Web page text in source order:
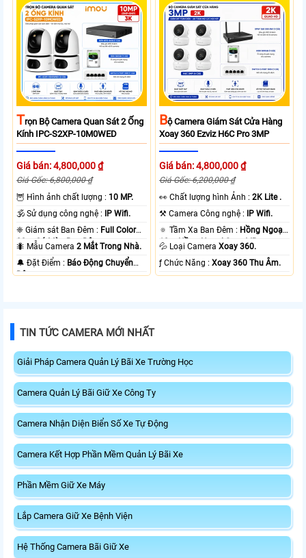
TRọn Bộ Camera Quan Sát 2 Ống
Kính IPC-S2XP-10M0WED
Giá bán: 4,800,000 ₫
Giá Gốc: 6,800,000 ₫
🦉 Hình ảnh chất lượng : 10 MP.
🕉️ Sử dụng công nghệ : IP Wifi.
❈ Giám sát Ban Đêm : Full Color
20m Có Màu Ban Ðêm.
🐜 Mẫu Camera2 Mắt Trong Nhà.
️🔔 Đặt Điểm : Báo Động Chuyển
Động.
BỘ Camera Giám Sát Cửa Hàng
Xoay 360 Ezviz H6C Pro 3MP
Giá bán: 4,800,000 ₫
Giá Gốc: 6,200,000 ₫
️👀 Chất lượng hình Ảnh :2K Lite .
⚒ Camera Công nghệ : IP Wifi.
🔅 Tầm Xa Ban Đêm : Hồng Ngoại
10m Hồng Ngoại Smart IR.
💦 Loại CameraXoay 360.
️ƒ Chức Năng :Xoay 360 Thu Âm.
TIN TỨC CAMERA MỚI NHẤT
Giải Pháp Camera Quản Lý Bãi Xe Trường Học
Camera Quản Lý Bãi Giữ Xe Công Ty
Camera Nhận Diện Biển Số Xe Tự Động
Camera Kết Hợp Phần Mềm Quản Lý Bãi Xe
Phần Mềm Giữ Xe Máy
Lắp Camera Giữ Xe Bệnh Viện
Hệ Thống Camera Bãi Giữ Xe